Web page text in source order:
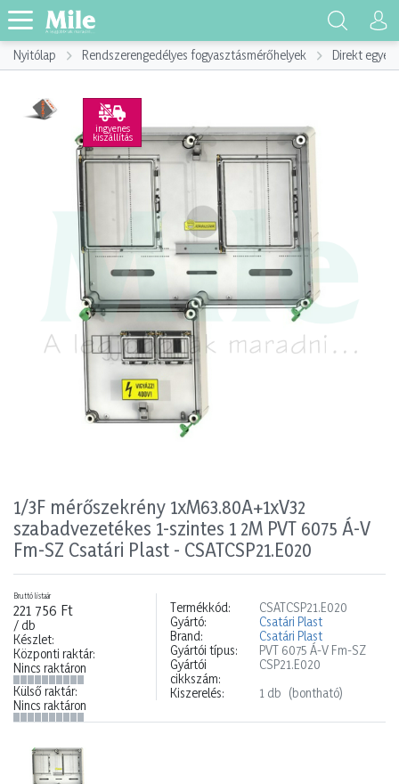
Nyitólap Rendszerengedélyes fogyasztásmérőhelyek Direkt
ingyenes
kiszállítás
1/3F mérőszekrény 1xM63.80A+1xV32
szabadvezetékes 1-szintes 1 2M PVT 6075 Á-V
Fm-SZ Csatári Plast - CSATCSP21.E020
Bruttó listaár
221 756 Ft
/ db
Készlet:
Központi raktár:
Nincs raktáron
Külső raktár:
Nincs raktáron
Termékkód:
CSATCSP21.E020
Gyártó:
Csatári Plast
Brand:
Csatári Plast
Gyártói típus:
PVT 6075 Á-V Fm-SZ
Gyártói
cikkszám:
CSP21.E020
Kiszerelés:
1 db (bontható)